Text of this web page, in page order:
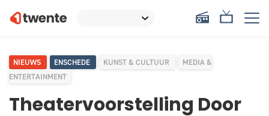
NIEUWS ENSCHEDE KUNST & CULTUUR
MEDIA &
ENTERTAINMENT
Theatervoorstelling Door